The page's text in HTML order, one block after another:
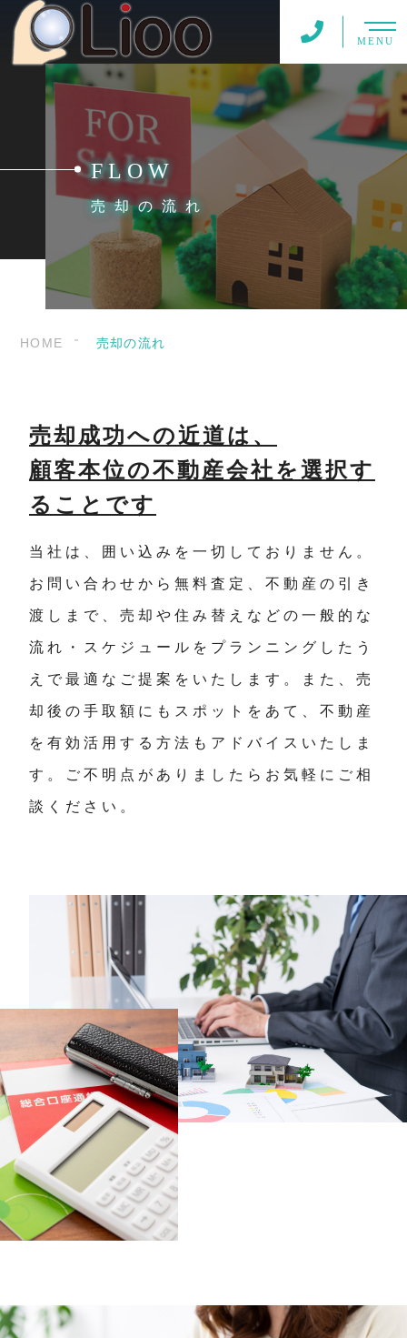
MENU
FLOW
売却の流れ
HOME 売却の流れ
売却成功への近道は、
顧客本位の不動産会社を選択す
ることです
当社は、囲い込みを一切しておりません。
お問い合わせから無料査定、不動産の引き
渡しまで、売却や住み替えなどの一般的な
流れ・スケジュールをプランニングしたう
えで最適なご提案をいたします。また、売
却後の手取額にもスポットをあて、不動産
を有効活用する方法もアドバイスいたしま
す。ご不明点がありましたらお気軽にご相
談ください。